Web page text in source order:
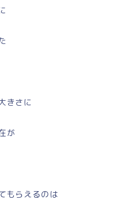
きさに
が
もらえるのは